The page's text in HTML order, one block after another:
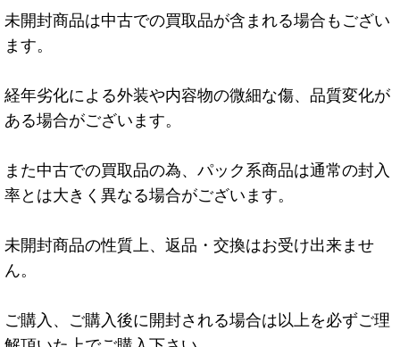
未開封商品は中古での買取品が含まれる場合もござい
ます。
経年劣化による外装や内容物の微細な傷、品質変化が
ある場合がございます。
また中古での買取品の為、パック系商品は通常の封入
率とは大きく異なる場合がございます。
未開封商品の性質上、返品・交換はお受け出来ませ
ん。
ご購入、ご購入後に開封される場合は以上を必ずご理